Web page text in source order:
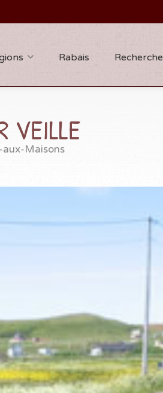
Rabais Recherche
VEILLE
aux-Maisons